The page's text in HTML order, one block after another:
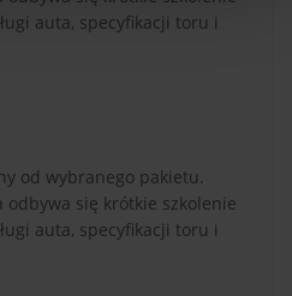
auta, specyfikacji toru i
od wybranego pakietu.
odbywa się krótkie szkolenie
auta, specyfikacji toru i